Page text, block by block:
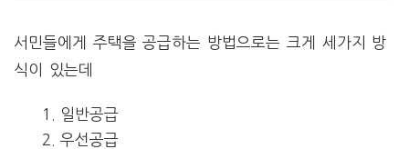
서민들에게 주택을 공급하는 방법으로는 크게 세가지 방
식이 있는데
일반공급
우선공급